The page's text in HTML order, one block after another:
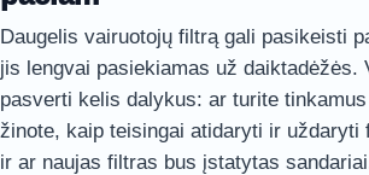
Daugelis vairuotojų filtrą gali pasikeisti
jis lengvai pasiekiamas už daiktadėžės.
pasverti kelis dalykus: ar turite
žinote, kaip teisingai atidaryti ir uždaryti
ir ar naujas filtras bus įstatytas